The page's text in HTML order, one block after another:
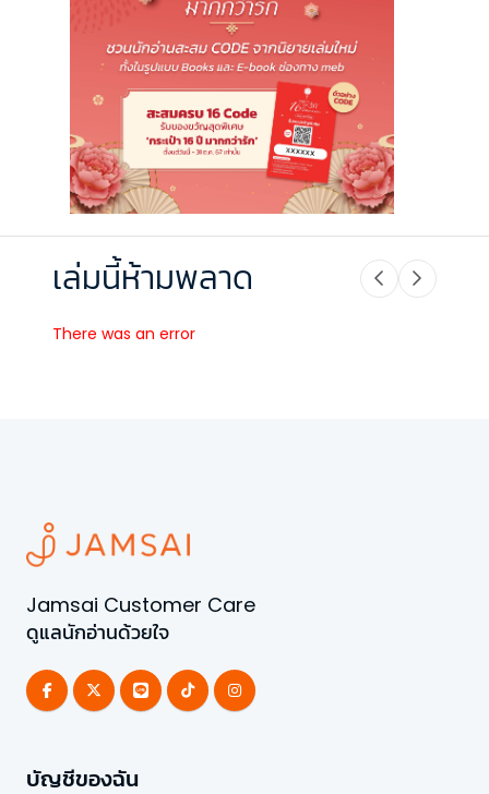
เล่มนี้ห้ามพลาด
There was an error
Jamsai Customer Care
ดูแลนักอ่านด้วยใจ
บัญชีของฉัน